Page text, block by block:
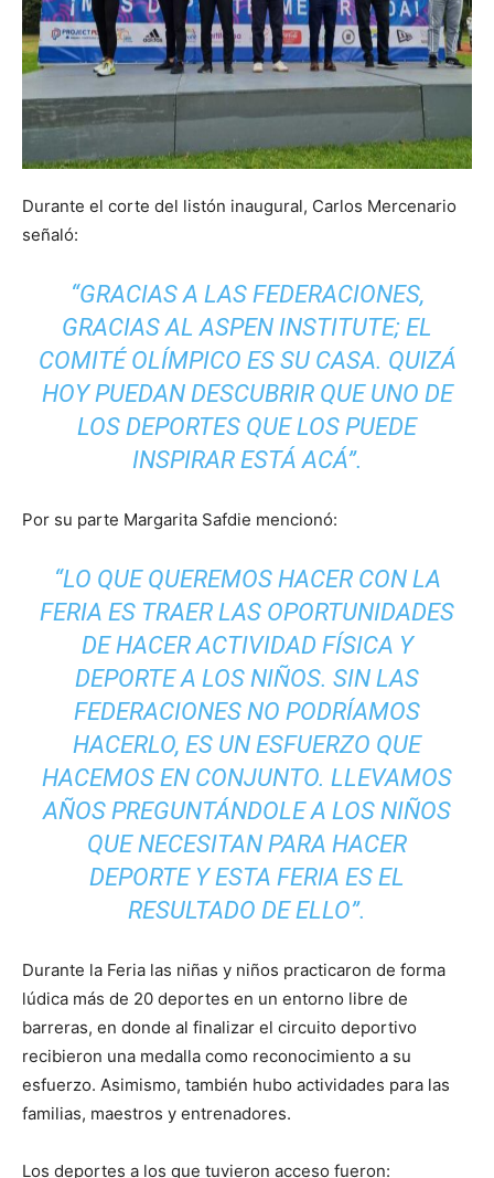
Durante el corte del listón inaugural, Carlos Mercenario
señaló:
“GRACIAS A LAS FEDERACIONES,
GRACIAS AL ASPEN INSTITUTE; EL
COMITÉ OLÍMPICO ES SU CASA. QUIZÁ
HOY PUEDAN DESCUBRIR QUE UNO DE
LOS DEPORTES QUE LOS PUEDE
INSPIRAR ESTÁ ACÁ”.
Por su parte Margarita Safdie mencionó:
“LO QUE QUEREMOS HACER CON LA
FERIA ES TRAER LAS OPORTUNIDADES
DE HACER ACTIVIDAD FÍSICA Y
DEPORTE A LOS NIÑOS. SIN LAS
FEDERACIONES NO PODRÍAMOS
HACERLO, ES UN ESFUERZO QUE
HACEMOS EN CONJUNTO. LLEVAMOS
AÑOS PREGUNTÁNDOLE A LOS NIÑOS
QUE NECESITAN PARA HACER
DEPORTE Y ESTA FERIA ES EL
RESULTADO DE ELLO”.
Durante la Feria las niñas y niños practicaron de forma
lúdica más de 20 deportes en un entorno libre de
barreras, en donde al finalizar el circuito deportivo
recibieron una medalla como reconocimiento a su
esfuerzo. Asimismo, también hubo actividades para las
familias, maestros y entrenadores.
Los deportes a los que tuvieron acceso fueron: